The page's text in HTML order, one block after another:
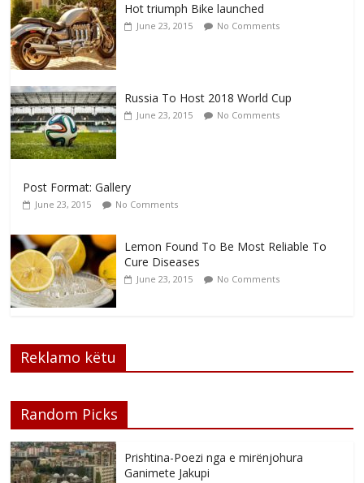
Hot triumph Bike launched
June 23, 2015 No Comments
Russia To Host 2018 World Cup
June 23, 2015 No Comments
Post Format: Gallery
June 23, 2015 No Comments
Lemon Found To Be Most Reliable To
Cure Diseases
June 23, 2015 No Comments
Reklamo këtu
Random Picks
Prishtina-Poezi nga e mirënjohura
Ganimete Jakupi